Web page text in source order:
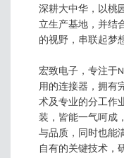
深耕大中华，以桃
立生产基地，并结
的视野，串联起梦
宏致电子，专注于
用的连接器，拥有
术及专业的分工作
装，皆能一气呵成
与品质，同时也能
自有的关键技术，